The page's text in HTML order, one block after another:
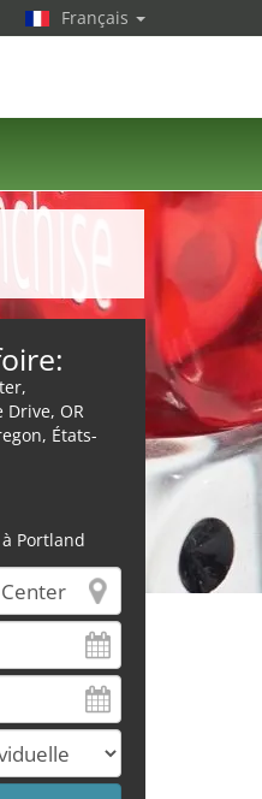
OR
États-
Portland
Français